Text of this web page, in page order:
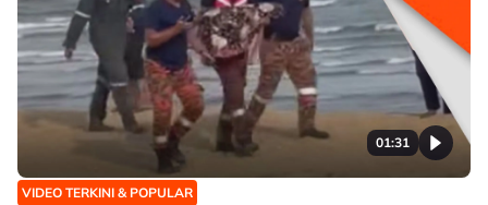
01:31
VIDEO TERKINI & POPULAR